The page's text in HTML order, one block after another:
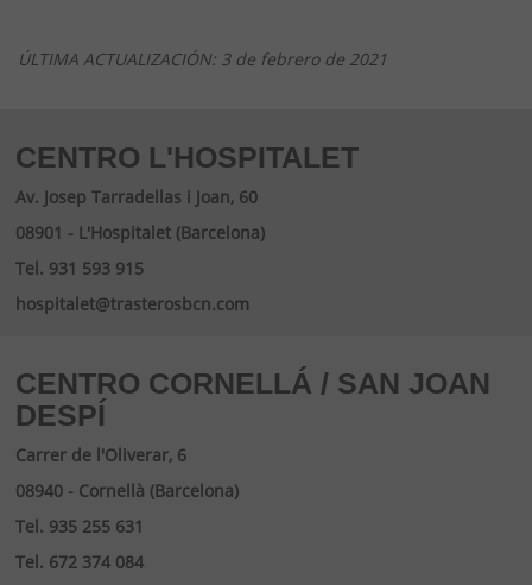
ÚLTIMA ACTUALIZACIÓN: 3 de febrero de 2021
CENTRO L'HOSPITALET
Av. Josep Tarradellas i Joan, 60
08901 - L'Hospitalet (Barcelona)
Tel. 931 593 915
hospitalet@trasterosbcn.com
CENTRO CORNELLÁ / SAN JOAN
DESPÍ
Carrer de l'Oliverar, 6
08940 - Cornellà (Barcelona)
Tel. 935 255 631
Tel. 672 374 084